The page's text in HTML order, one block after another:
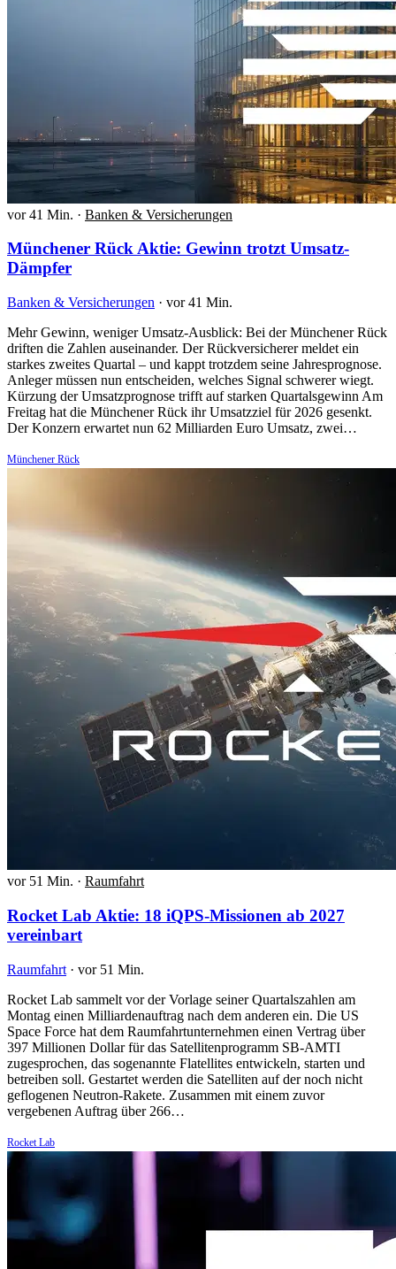
vor 41 Min. · Banken & Versicherungen
Münchener Rück Aktie: Gewinn trotzt Umsatz-
Dämpfer
Banken & Versicherungen · vor 41 Min.
Mehr Gewinn, weniger Umsatz-Ausblick: Bei der Münchener Rück
driften die Zahlen auseinander. Der Rückversicherer meldet ein
starkes zweites Quartal – und kappt trotzdem seine Jahresprognose.
Anleger müssen nun entscheiden, welches Signal schwerer wiegt.
Kürzung der Umsatzprognose trifft auf starken Quartalsgewinn Am
Freitag hat die Münchener Rück ihr Umsatzziel für 2026 gesenkt.
Der Konzern erwartet nun 62 Milliarden Euro Umsatz, zwei…
Münchener Rück
vor 51 Min. · Raumfahrt
Rocket Lab Aktie: 18 iQPS-Missionen ab 2027
vereinbart
Raumfahrt · vor 51 Min.
Rocket Lab sammelt vor der Vorlage seiner Quartalszahlen am
Montag einen Milliardenauftrag nach dem anderen ein. Die US
Space Force hat dem Raumfahrtunternehmen einen Vertrag über
397 Millionen Dollar für das Satellitenprogramm SB-AMTI
zugesprochen, das sogenannte Flatellites entwickeln, starten und
betreiben soll. Gestartet werden die Satelliten auf der noch nicht
geflogenen Neutron-Rakete. Zusammen mit einem zuvor
vergebenen Auftrag über 266…
Rocket Lab